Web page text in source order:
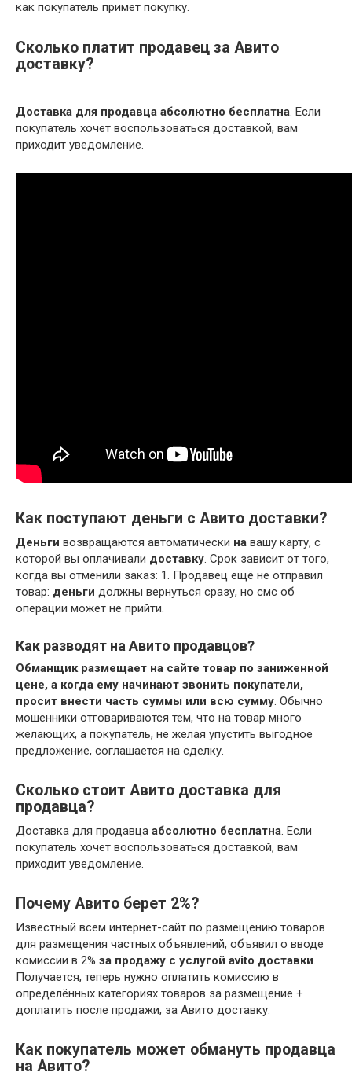
как покупатель примет покупку.
Сколько платит продавец за Авито
доставку?
Доставка для продавца абсолютно бесплатна. Если
покупатель хочет воспользоваться доставкой, вам
приходит уведомление.
Как поступают деньги с Авито доставки?
Деньги возвращаются автоматически на вашу карту, с
которой вы оплачивали доставку. Срок зависит от того,
когда вы отменили заказ: 1. Продавец ещё не отправил
товар: деньги должны вернуться сразу, но смс об
операции может не прийти.
Как разводят на Авито продавцов?
Обманщик размещает на сайте товар по заниженной
цене, а когда ему начинают звонить покупатели,
просит внести часть суммы или всю сумму. Обычно
мошенники отговариваются тем, что на товар много
желающих, а покупатель, не желая упустить выгодное
предложение, соглашается на сделку.
Сколько стоит Авито доставка для
продавца?
Доставка для продавца абсолютно бесплатна. Если
покупатель хочет воспользоваться доставкой, вам
приходит уведомление.
Почему Авито берет 2%?
Известный всем интернет-сайт по размещению товаров
для размещения частных объявлений, объявил о вводе
комиссии в 2% за продажу с услугой avito доставки.
Получается, теперь нужно оплатить комиссию в
определённых категориях товаров за размещение +
доплатить после продажи, за Авито доставку.
Как покупатель может обмануть продавца
на Авито?